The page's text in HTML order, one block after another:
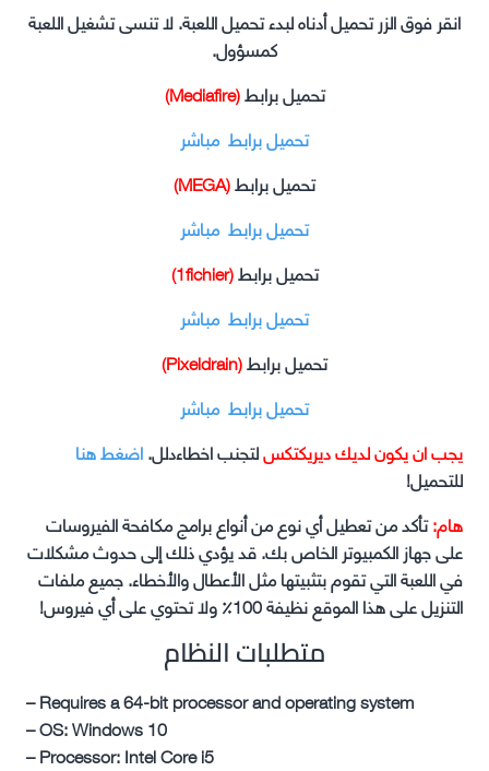
انقر فوق الزر تحميل أدناه لبدء تحميل اللعبة. لا تنسى تشغيل اللعبة
كمسؤول.
تحميل برابط(Mediafire)
تحميل برابط مباشر
تحميل برابط(MEGA)
تحميل برابط مباشر
تحميل برابط(1fichier)
تحميل برابط مباشر
تحميل برابط(Pixeldrain)
تحميل برابط مباشر
يجب ان يكون لديك ديريكتكسلتجنب اخطاءدلل.اضغط هنا
للتحميل!
هام:تأكد من تعطيل أي نوع من أنواع برامج مكافحة الفيروسات
على جهاز الكمبيوتر الخاص بك. قد يؤدي ذلك إلى حدوث مشكلات
في اللعبة التي تقوم بتثبيتها مثل الأعطال والأخطاء. جميع ملفات
التنزيل على هذا الموقع نظيفة 100٪ ولا تحتوي على أي فيروس!
متطلبات النظام
– Requires a 64-bit processor and operating system
– OS: Windows 10
– Processor: Intel Core i5